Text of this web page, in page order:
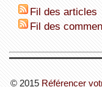
Fil des articles
Fil des
© 2015 Référencer